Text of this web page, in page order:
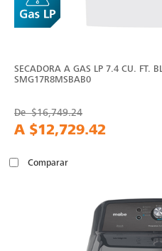
SECADORA A GAS LP 7.4 CU. FT.
SMG17R8MSBAB0
De$16,749.24
A $12,729.42
Comparar